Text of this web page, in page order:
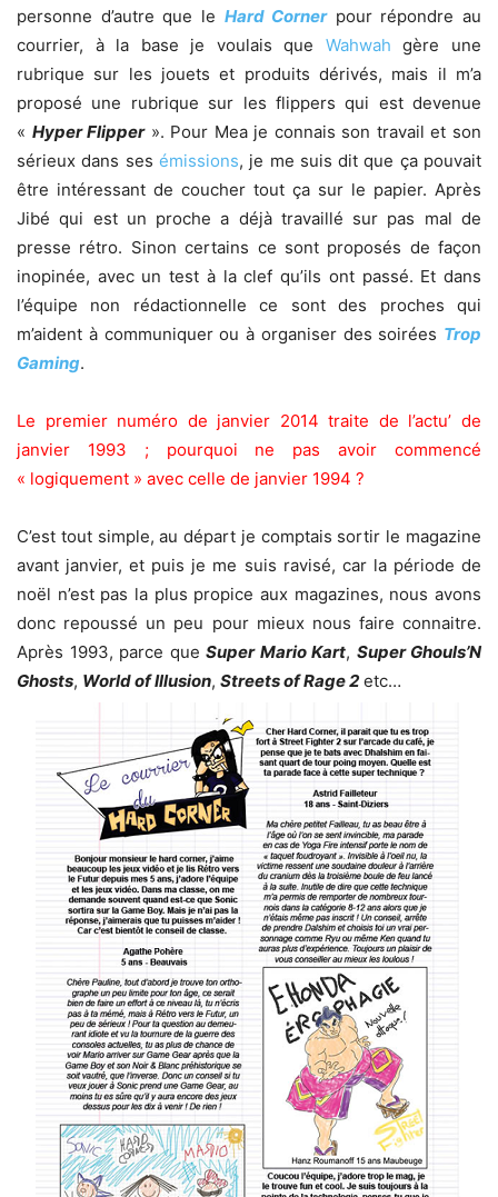
personne d’autre que le Hard Cornerpour répondre au
courrier, à la base je voulais que Wahwah gère une
rubrique sur les jouets et produits dérivés, mais il m’a
proposé une rubrique sur les flippers qui est devenue
« Hyper Flipper». Pour Mea je connais son travail et son
sérieux dans ses émissions, je me suis dit que ça pouvait
être intéressant de coucher tout ça sur le papier. Après
Jibé qui est un proche a déjà travaillé sur pas mal de
presse rétro. Sinon certains ce sont proposés de façon
inopinée, avec un test à la clef qu’ils ont passé. Et dans
l’équipe non rédactionnelle ce sont des proches qui
m’aident à communiquer ou à organiser des soirées Trop
Gaming.
Le premier numéro de janvier 2014 traite de l’actu’ de
janvier 1993 ; pourquoi ne pas avoir commencé
« logiquement » avec celle de janvier 1994 ?
C’est tout simple, au départ je comptais sortir le magazine
avant janvier, et puis je me suis ravisé, car la période de
noël n’est pas la plus propice aux magazines, nous avons
donc repoussé un peu pour mieux nous faire connaitre.
Après 1993, parce que Super Mario Kart, Super Ghouls’N
Ghosts, World of Illusion, Streets of Rage 2 etc…